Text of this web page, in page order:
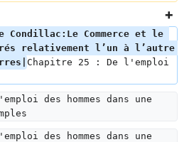
Condillac:Le Commerce et le
relativement l’un à l’autre
Chapitre 25 : De l'emploi
des hommes dans une
des hommes dans une